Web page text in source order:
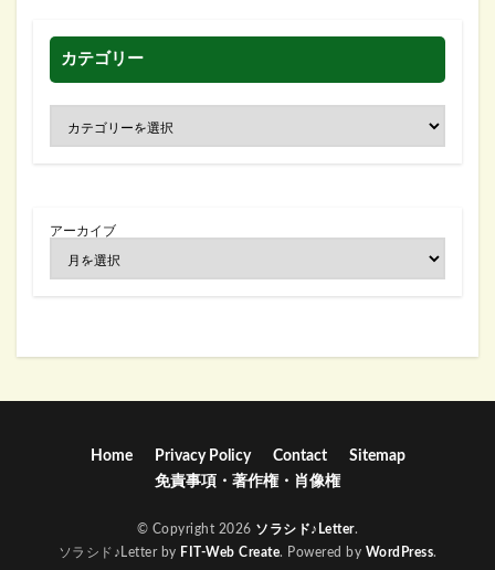
カテゴリー
アーカイブ
Home Privacy Policy Contact
Sitemap
免責事項・著作権・肖像権
© Copyright 2026 ソラシド♪Letter.
ソラシド♪Letter by FIT-Web Create. Powered by WordPress.